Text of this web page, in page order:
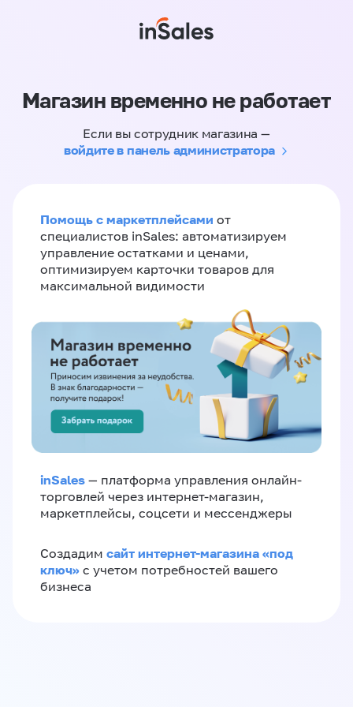
Магазин временно не работает
Если вы сотрудник магазина —
войдите в панель администратора
Помощь с маркетплейсами от
специалистов inSales: автоматизируем
управление остатками и ценами,
оптимизируем карточки товаров для
максимальной видимости
inSales — платформа управления онлайн-
торговлей через интернет-магазин,
маркетплейсы, соцсети и мессенджеры
Создадим сайт интернет-магазина «под
ключ» с учетом потребностей вашего
бизнеса